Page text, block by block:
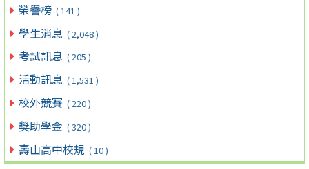
榮譽榜 ( 141 )
學生消息 ( 2,048 )
考試訊息 ( 205 )
活動訊息 ( 1,531 )
校外競賽 ( 220 )
獎助學金 ( 320 )
壽山高中校規 ( 10 )